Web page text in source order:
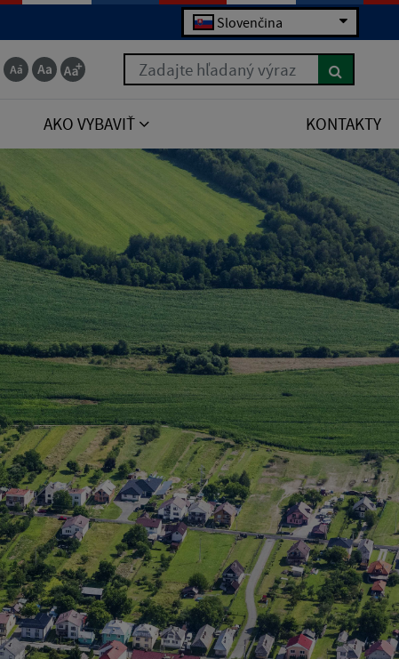
Slovenčina
Zadajte hľadaný výraz
AKO VYBAVIŤ KONTAKTY